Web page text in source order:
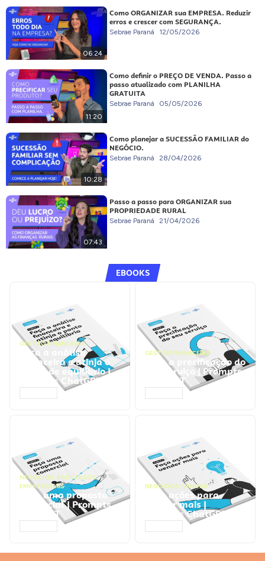
06:24
Como ORGANIZAR sua EMPRESA. Reduzir
erros e crescer com SEGURANÇA.
Sebrae Paraná 12/05/2026
11:20
Como definir o PREÇO DE VENDA. Passo a
passo atualizado com PLANILHA
GRATUITA
Sebrae Paraná 05/05/2026
10:28
Como planejar a SUCESSÃO FAMILIAR do
NEGÓCIO.
Sebrae Paraná 28/04/2026
07:43
Passo a passo para ORGANIZAR sua
PROPRIEDADE RURAL
Sebrae Paraná 21/04/2026
EBOOKS
GESTÃO FINANCEIRA
Faça a análise
financeira e atinja o
ponto de equilíbrio |
Prompts ChatGPT
GESTÃO FINANCEIRA
Faça a precificação do
seu serviço | Prompts
ChatGPT
NEGÓCIOS, PROCESSOS
EMPRESARIAIS
Faça uma proposta
comercial | Prompts
ChatGPT
NEGÓCIOS, VENDAS
Faça ações para
vender mais |
Prompts ChatGPT